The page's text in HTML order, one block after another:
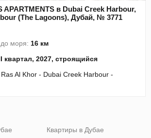
APARTMENTS в Dubai Creek Harbour,
(The Lagoons), Дубай, № 3771
до моря:16 км
квартал, 2027, строящийся
Al Khor - Dubai Creek Harbour -
Квартиры в Дубае